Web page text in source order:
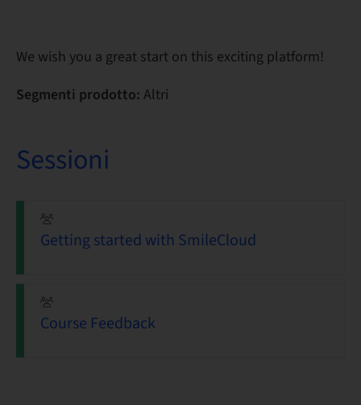
We wish you a great start on this exciting platform!
Segmenti prodotto: Altri
Sessioni
Getting started with SmileCloud
Course Feedback